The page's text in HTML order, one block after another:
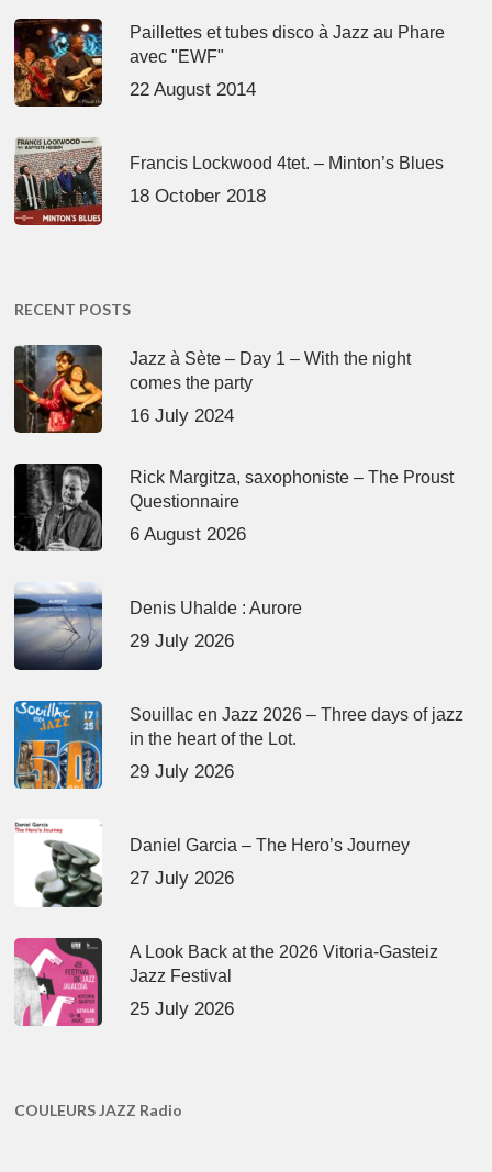
Paillettes et tubes disco à Jazz au Phare
avec "EWF"
22 August 2014
Francis Lockwood 4tet. – Minton’s Blues
18 October 2018
RECENT POSTS
Jazz à Sète – Day 1 – With the night
comes the party
16 July 2024
Rick Margitza, saxophoniste – The Proust
Questionnaire
6 August 2026
Denis Uhalde : Aurore
29 July 2026
Souillac en Jazz 2026 – Three days of jazz
in the heart of the Lot.
29 July 2026
Daniel Garcia – The Hero’s Journey
27 July 2026
A Look Back at the 2026 Vitoria-Gasteiz
Jazz Festival
25 July 2026
COULEURS JAZZ Radio